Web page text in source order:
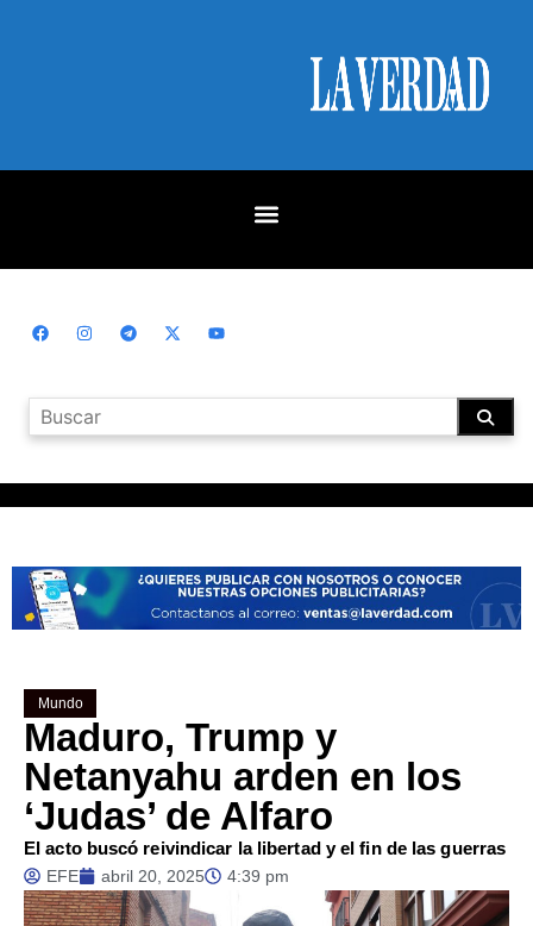
Mundo
Maduro, Trump y
Netanyahu arden en los
‘Judas’ de Alfaro
El acto buscó reivindicar la libertad y el fin de las guerras
EFE abril 20, 2025 4:39 pm